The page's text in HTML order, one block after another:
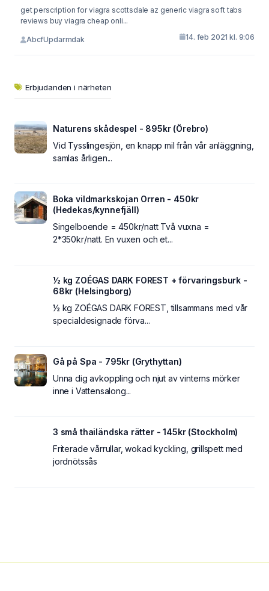
get perscription for viagra scottsdale az generic viagra soft tabs
reviews buy viagra cheap onli...
AbcfUpdarmdak 14. feb 2021 kl. 9:06
Erbjudanden i närheten
Naturens skådespel - 895kr (Örebro)
Vid Tysslingesjön, en knapp mil från vår anläggning,
samlas årligen...
Boka vildmarkskojan Orren - 450kr
(Hedekas/kynnefjäll)
Singelboende = 450kr/natt Två vuxna =
2*350kr/natt. En vuxen och et...
½ kg ZOÉGAS DARK FOREST + förvaringsburk -
68kr (Helsingborg)
½ kg ZOÉGAS DARK FOREST, tillsammans med vår
specialdesignade förva...
Gå på Spa - 795kr (Grythyttan)
Unna dig avkoppling och njut av vinterns mörker
inne i Vattensalong...
3 små thailändska rätter - 145kr (Stockholm)
Friterade vårrullar, wokad kyckling, grillspett med
jordnötssås